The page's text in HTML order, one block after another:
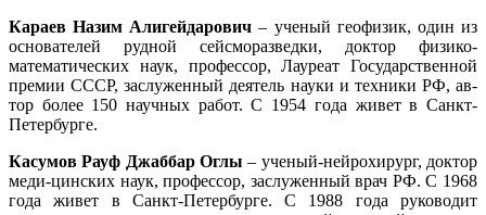
Караев Назим Алигейдарович – ученый геофизик, один из
основателей рудной сейсморазведки, доктор физико-
математических наук, профессор, Лауреат Государственной
премии СССР, заслуженный деятель науки и техники РФ, ав-
тор более 150 научных работ. С 1954 года живет в Санкт-
Петербурге.
Касумов Рауф Джаббар Оглы – ученый-нейрохирург, доктор
меди-цинских наук, профессор, заслуженный врач РФ. С 1968
года живет в Санкт-Петербурге. С 1988 года руководит